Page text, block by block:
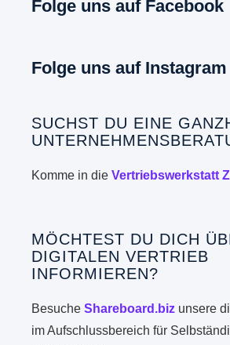
Folge uns auf Facebook
Folge uns auf Instagram
SUCHST DU EINE
Komme in dieVertriebswerkstatt
MÖCHTEST DU DICH
DIGITALEN VERTRIEB
INFORMIEREN?
BesucheShareboard.biz unsere
im Aufschlussbereich für